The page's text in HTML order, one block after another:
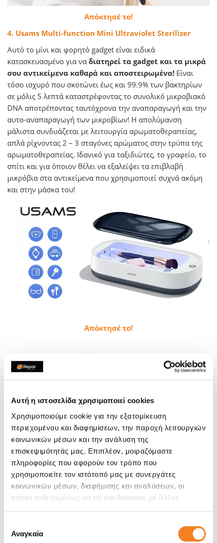
Αυτή η ιστοσελίδα χρησιμοποιεί cookies
Χρησιμοποιούμε cookie για την εξατομίκευση
περιεχομένου και διαφημίσεων, την παροχή λειτουργιών
κοινωνικών μέσων και την ανάλυση της
επισκεψιμότητάς μας. Επιπλέον, μοιραζόμαστε
πληροφορίες που αφορούν τον τρόπο που
χρησιμοποιείτε τον ιστότοπό μας με συνεργάτες
κοινωνικών μέσων, διαφήμισης και αναλύσεων, οι
οποίοι ενδεχομένως να τις συνδυάσουν με άλλες
των υπηρεσιών τους.
συγκατάθεσης
Αναγκαία
Απόκτησέ το!
4. Usams Multi-function Mini Ultraviolet Sterilizer
Αυτό το μίνι και φορητό gadget είναι ειδικά
κατασκευασμένο για να διατηρεί τα gadget και τα μικρά
σου αντικείμενα καθαρά και αποστειρωμένα! Είναι
τόσο ισχυρό που σκοτώνει έως και 99.9% των βακτηρίων
σε μόλις 5 λεπτά καταστρέφοντας το συνολικό μικροβιακό
DNA αποτρέποντας ταυτόχρονα την αναπαραγωγή και την
αυτο-αναπαραγωγή των μικροβίων! Η απολύμανση
μάλιστα συνδυάζεται με λειτουργία αρωματοθεραπείας,
απλά ρίχνοντας 2 – 3 σταγόνες αρώματος στην τρύπα της
αρωματοθεραπείας. Ιδανικό για ταξιδιώτες, το γραφείο, το
σπίτι και για όποιον θέλει να εξαλείψει τα επιβλαβή
μικρόβια στα αντικείμενα που χρησιμοποιεί συχνά ακόμη
και στην μάσκα του!
Απόκτησέ το!
5. Baseus powerbank θήκη για iPhone X/Xs 3300mAh
Στην περιπτωση που ξεμένεις συχνά από μπαταρία αλλά
χρειάζεσαι. Για την ακρίβεια είναι θήκη και powerbank
ταυτόχρονα!
Έτσι προστατεύεις το iPhone X/Xs σου
έχοντάς το πάντα φορτισμένο.